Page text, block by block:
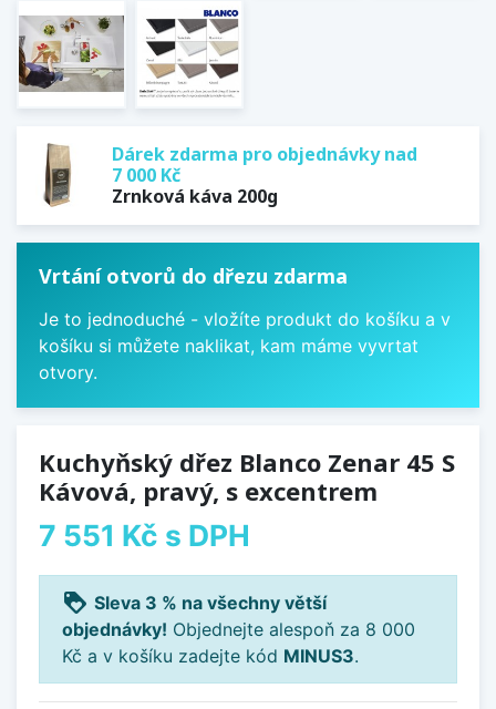
Dárek zdarma pro objednávky nad
7 000 Kč
Zrnková káva 200g
Vrtání otvorů do dřezu zdarma
Je to jednoduché - vložíte produkt do košíku a v
košíku si můžete naklikat, kam máme vyvrtat
otvory.
Kuchyňský dřez Blanco Zenar 45 S
Kávová, pravý, s excentrem
7 551 Kč s DPH
loyalty Sleva 3 % na všechny větší
objednávky! Objednejte alespoň za 8 000
Kč a v košíku zadejte kód MINUS3.